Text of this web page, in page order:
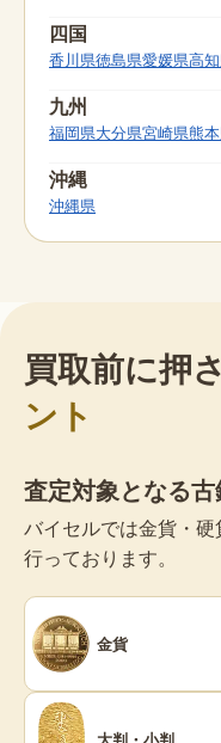
四国
香川県徳島県愛媛県高
九州
福岡県大分県宮崎県熊
沖縄
沖縄県
買取前に押
ント
査定対象となる
バイセルでは金貨・
行っております。
金貨